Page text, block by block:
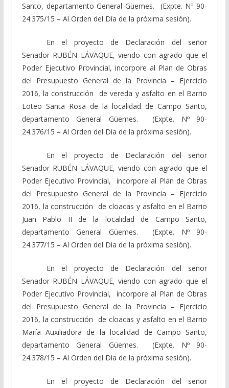
Santo, departamento General Güemes. (Expte. Nº 90-
24.375/15 – Al Orden del Día de la próxima sesión).
En el proyecto de Declaración del señor
Senador RUBÉN LÁVAQUE, viendo con agrado que el
Poder Ejecutivo Provincial, incorpore al Plan de Obras
del Presupuesto General de la Provincia – Ejercicio
2016, la construcción de vereda y asfalto en el Barrio
Loteo Santa Rosa de la localidad de Campo Santo,
departamento General Güemes. (Expte. Nº 90-
24.376/15 – Al Orden del Día de la próxima sesión).
En el proyecto de Declaración del señor
Senador RUBÉN LÁVAQUE, viendo con agrado que el
Poder Ejecutivo Provincial, incorpore al Plan de Obras
del Presupuesto General de la Provincia – Ejercicio
2016, la construcción de cloacas y asfalto en el Barrio
Juan Pablo II de la localidad de Campo Santo,
departamento General Güemes. (Expte. Nº 90-
24.377/15 – Al Orden del Día de la próxima sesión).
En el proyecto de Declaración del señor
Senador RUBÉN LÁVAQUE, viendo con agrado que el
Poder Ejecutivo Provincial, incorpore al Plan de Obras
del Presupuesto General de la Provincia – Ejercicio
2016, la construcción de cloacas y asfalto en el Barrio
María Auxiliadora de la localidad de Campo Santo,
departamento General Güemes. (Expte. Nº 90-
24.378/15 – Al Orden del Día de la próxima sesión).
En el proyecto de Declaración del señor